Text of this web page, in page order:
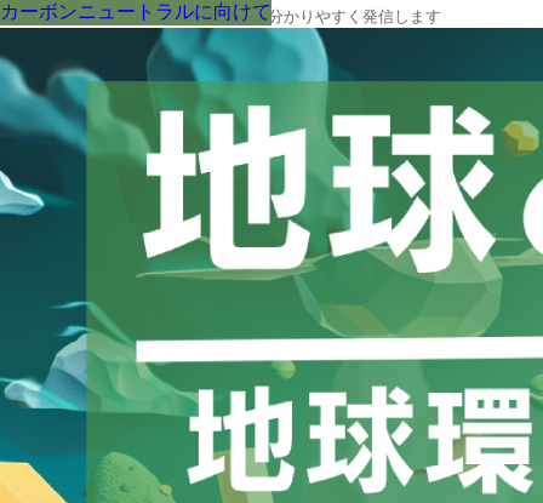
地球の今と未来に役立つ環境情報を、分かりやすく発信します
カーボンニュートラルに向けて
カーボンニュートラルに向けて
カーボンニュートラルに向けて
カーボンニュートラルに向けて
カーボンニュートラルに向けて
カーボンニュートラルに向けて
カーボンニュートラルに向けて
カーボンニュートラルに向けて
カーボンニュートラルに向けて